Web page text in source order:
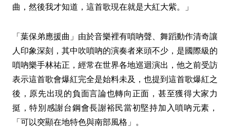
曲，然後我才知道，這首歌現在就是大紅大紫。」
「葉保弟應援曲」由於音樂裡有嗩吶聲、舞蹈動作清奇讓
人印象深刻，其中吹嗩吶的演奏者來頭不少，是國際級的
嗩吶樂手林祐正，經常在世界各地巡迴演出，他之前受訪
表示這首歌會爆紅完全是始料未及，也提到這首歌爆紅之
後，原先出現的負面言論也轉向正面，甚至獲得大家力
挺，特別感謝台鋼會長謝裕民當初堅持加入嗩吶元素，
「可以突顯在地特色與南部風格」。